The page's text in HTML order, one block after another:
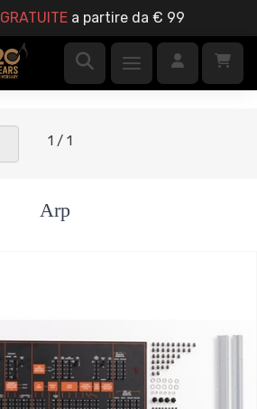
GRATUITEa partire da € 99
1 / 1
Arp